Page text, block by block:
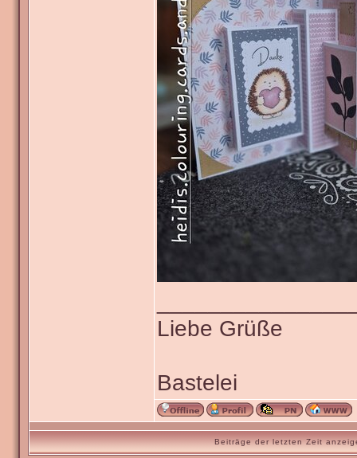
Liebe Grüße
Bastelei
Beiträge der letzten Zeit